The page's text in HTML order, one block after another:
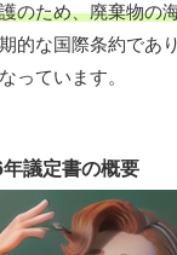
のため、廃棄物の
的な国際条約であ
っています。
議定書の概要